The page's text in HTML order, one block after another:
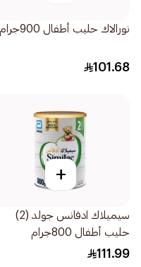
نورالاك حليب أطفال 900جرام
101.68
+
سيميلاك ادفانس جولد (2)
حليب أطفال 800جرام
111.99